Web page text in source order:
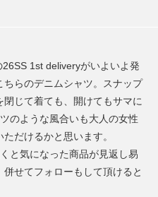
26SS 1st deliveryがいよいよ発
らのデニムシャツ。スナップ
じて着ても、開けてもサマに
のような風合いも大人の女性
だけるかと思います。
と気になった商品が見返し易
せてフォローもして頂けると